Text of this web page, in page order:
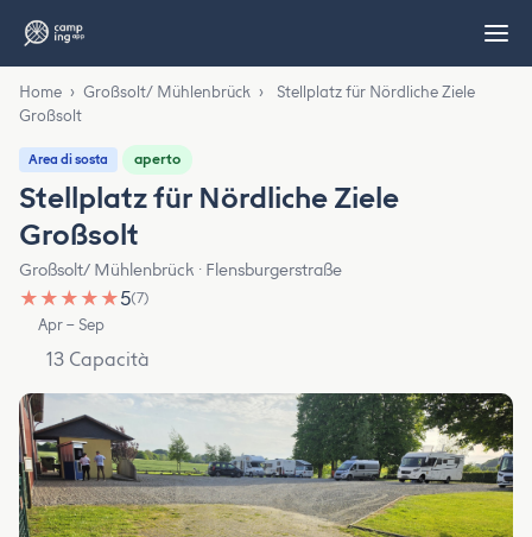
Home › Großsolt/ Mühlenbrück ›
Stellplatz für Nördliche Ziele
Großsolt
Area di sosta aperto
Stellplatz für Nördliche Ziele
Großsolt
Großsolt/ Mühlenbrück · Flensburgerstraße
★ ★ ★ ★ ★5(7)
Apr – Sep
13 Capacità